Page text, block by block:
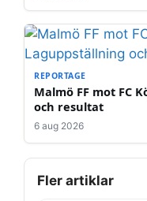
REPORTAGE
Malmö FF mot FC
och resultat
6 aug 2026
Fler artiklar